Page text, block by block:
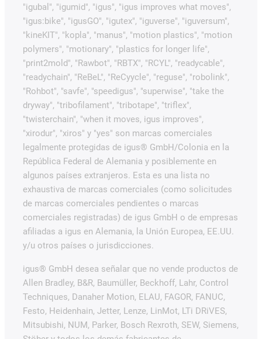
"igubal", "igumid", "igus", "igus improves what moves",
"igus:bike", "igusGO", "igutex", "iguverse", "iguversum",
"kineKIT", "kopla", "manus", "motion plastics", "motion
polymers", "motionary", "plastics for longer life",
"print2mold", "Rawbot", "RBTX", "RCYL", "readycable",
"readychain", "ReBeL", "ReCyycle", "reguse", "robolink",
"Rohbot", "savfe", "speedigus", "superwise", "take the
dryway", "tribofilament", "tribotape", "triflex",
"twisterchain", "when it moves, igus improves",
"xirodur", "xiros" y "yes" son marcas comerciales
legalmente protegidas de igus® GmbH/Colonia en la
República Federal de Alemania y posiblemente en
algunos países extranjeros. Esta es una lista no
exhaustiva de marcas comerciales (como solicitudes
de marcas comerciales pendientes o marcas
comerciales registradas) de igus GmbH o de empresas
afiliadas a igus en Alemania, la Unión Europea, EE.UU.
y/u otros países o jurisdicciones.
igus® GmbH desea señalar que no vende productos de
Allen Bradley, B&R, Baumüller, Beckhoff, Lahr, Control
Techniques, Danaher Motion, ELAU, FAGOR, FANUC,
Festo, Heidenhain, Jetter, Lenze, LinMot, LTi DRiVES,
Mitsubishi, NUM, Parker, Bosch Rexroth, SEW, Siemens,